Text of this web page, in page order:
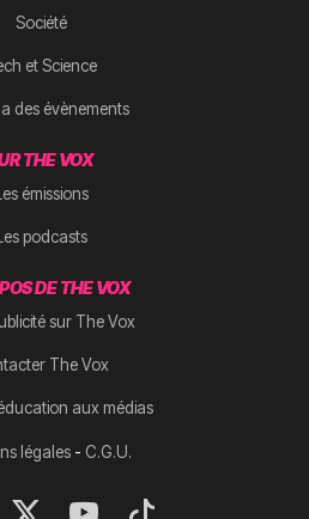
Société
et Science
des évènements
THE VOX
Les émissions
Les podcasts
DE THE VOX
sur The Vox
The Vox
aux médias
légales- C.G.U.